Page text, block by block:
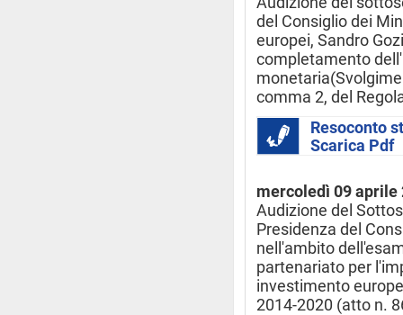
del Consiglio dei
europei, Sandro
completamento
comma 2, del
Resoconto
Scarica Pdf
mercoledì 09 aprile
Audizione del
Presidenza del
nell'ambito
partenariato per
investimento
2014-2020 (atto n.